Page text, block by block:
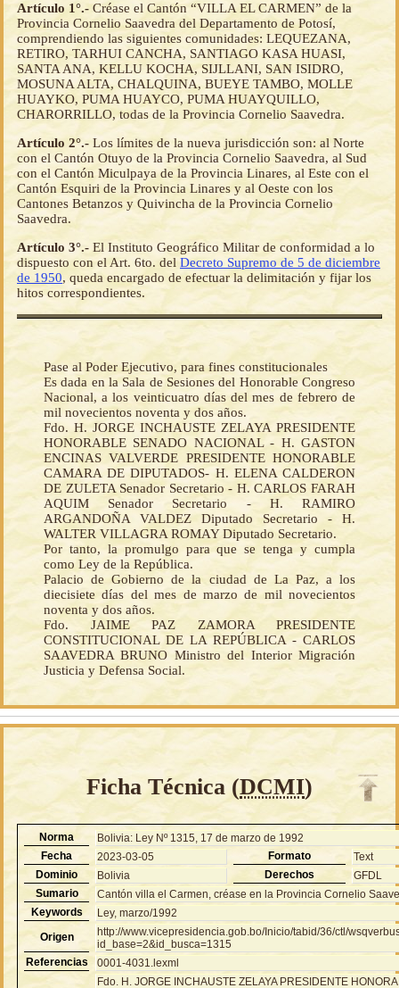
Artículo 1°.- Créase el Cantón “VILLA EL CARMEN” de la
Provincia Cornelio Saavedra del Departamento de Potosí,
comprendiendo las siguientes comunidades: LEQUEZANA,
RETIRO, TARHUI CANCHA, SANTIAGO KASA HUASI,
SANTA ANA, KELLU KOCHA, SIJLLANI, SAN ISIDRO,
MOSUNA ALTA, CHALQUINA, BUEYE TAMBO, MOLLE
HUAYKO, PUMA HUAYCO, PUMA HUAYQUILLO,
CHARORRILLO, todas de la Provincia Cornelio Saavedra.
Artículo 2°.- Los límites de la nueva jurisdicción son: al Norte
con el Cantón Otuyo de la Provincia Cornelio Saavedra, al Sud
con el Cantón Miculpaya de la Provincia Linares, al Este con el
Cantón Esquiri de la Provincia Linares y al Oeste con los
Cantones Betanzos y Quivincha de la Provincia Cornelio
Saavedra.
Artículo 3°.- El Instituto Geográfico Militar de conformidad a lo
dispuesto con el Art. 6to. del Decreto Supremo de 5 de diciembre
de 1950, queda encargado de efectuar la delimitación y fijar los
hitos correspondientes.
Pase al Poder Ejecutivo, para fines constitucionales
Es dada en la Sala de Sesiones del Honorable Congreso
Nacional, a los veinticuatro días del mes de febrero de
mil novecientos noventa y dos años.
Fdo. H. JORGE INCHAUSTE ZELAYA PRESIDENTE
HONORABLE SENADO NACIONAL - H. GASTON
ENCINAS VALVERDE PRESIDENTE HONORABLE
CAMARA DE DIPUTADOS- H. ELENA CALDERON
DE ZULETA Senador Secretario - H. CARLOS FARAH
AQUIM Senador Secretario - H. RAMIRO
ARGANDOÑA VALDEZ Diputado Secretario - H.
WALTER VILLAGRA ROMAY Diputado Secretario.
Por tanto, la promulgo para que se tenga y cumpla
como Ley de la República.
Palacio de Gobierno de la ciudad de La Paz, a los
diecisiete días del mes de marzo de mil novecientos
noventa y dos años.
Fdo. JAIME PAZ ZAMORA PRESIDENTE
CONSTITUCIONAL DE LA REPÚBLICA - CARLOS
SAAVEDRA BRUNO Ministro del Interior Migración
Justicia y Defensa Social.
Ficha Técnica (DCMI)
Norma
Bolivia: Ley Nº 1315, 17 de marzo de 1992
Fecha
2023-03-05 Formato
Text
Dominio
Bolivia Derechos
GFDL
Sumario
Cantón villa el Carmen, créase en la Provincia Cornelio
Keywords
Ley, marzo/1992
Origen
http://www.vicepresidencia.gob.bo/Inicio/tabid/36/ctl/
id_base=2&id_busca=1315
Referencias
0001-4031.lexml
Fdo. H. JORGE INCHAUSTE ZELAYA PRESIDENTE